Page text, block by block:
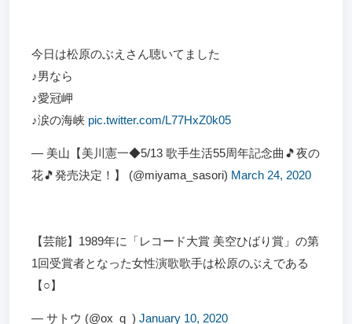
今日は松原のぶえさん聴いてました
♪︎男なら
♪︎愛冠岬
♪︎涙の海峡 pic.twitter.com/L77HxZ0k05
— 美山【美川憲一◆5/13 歌手生活55周年記念曲🎵夜の
花🎵発売決定！】 (@miyama_sasori) March 24, 2020
【芸能】1989年に「レコード大賞 美空ひばり賞」の第
1回受賞者となった女性演歌歌手は松原のぶえである
【○】
— サトウ (@ox_q_) January 10, 2020